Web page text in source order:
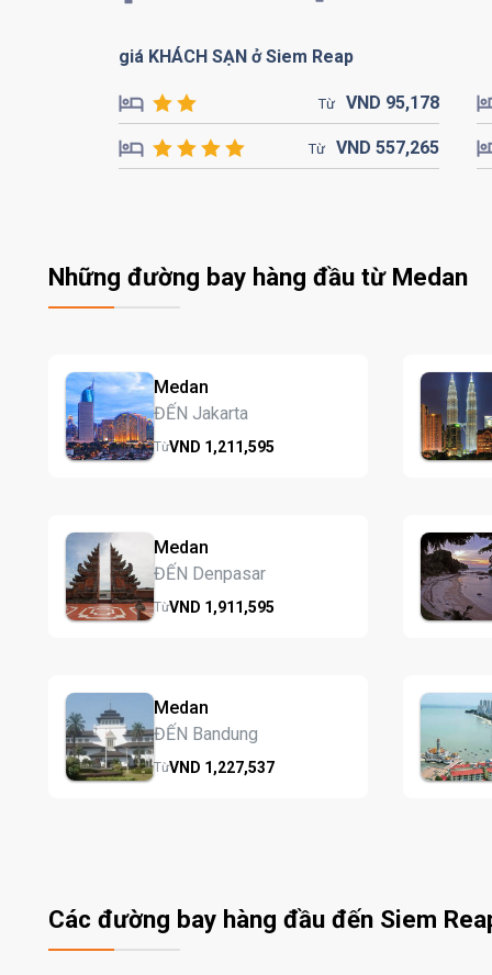
giá KHÁCH SẠN ở Siem Reap
Từ VND 95,178
Từ VND 557,265
Những đường bay hàng đầu từ Medan
Medan
ĐẾN Jakarta
TừVND 1,211,595
Medan
ĐẾN Denpasar
TừVND 1,911,595
Medan
ĐẾN Bandung
TừVND 1,227,537
Các đường bay hàng đầu đến Siem